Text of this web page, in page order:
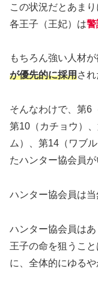
この状況だとあま
各王子（王妃）は警
もちろん強い人材
が優先的に採用さ
そんなわけで、第6
第10（カチョウ）
ム）、第14（ワブ
たハンター協会員が
ハンター協会員は当
ハンター協会員はあ
王子の命を狙うこ
に、全体的にゆるや